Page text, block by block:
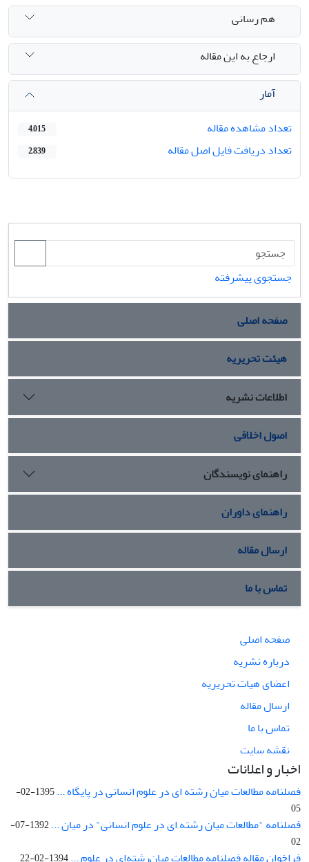
هم رسانی
ارجاع به این مقاله
آمار
تعداد مشاهده مقاله
4,015
تعداد دریافت فایل اصل مقاله 2,839
جستجوی پیشرفته
صفحه اصلی
هیئت تحریریه
اطلاعات نشریه
اصول اخلاقی
راهنمای نویسندگان
راهنمای داوران
ارسال مقاله
تماس با ما
صفحه اصلی
درباره نشریه
اعضای هیات تحریریه
ارسال مقاله
تماس با ما
نقشه سایت
اخبار و اعلانات
فصلنامه مطالعات میان رشته ای در علوم انسانی در پایگاه ...
1395-02-
05
فصلنامه "مطالعات میان رشته ای در علوم انسانی" در میان ...
1392-07-
02